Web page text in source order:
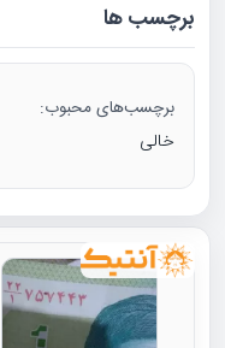
برچسب ها
برچسب‌های محبوب:
خالی